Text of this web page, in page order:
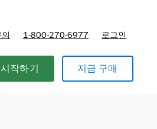
1-800-270-6977 로그인
작하기 지금 구매